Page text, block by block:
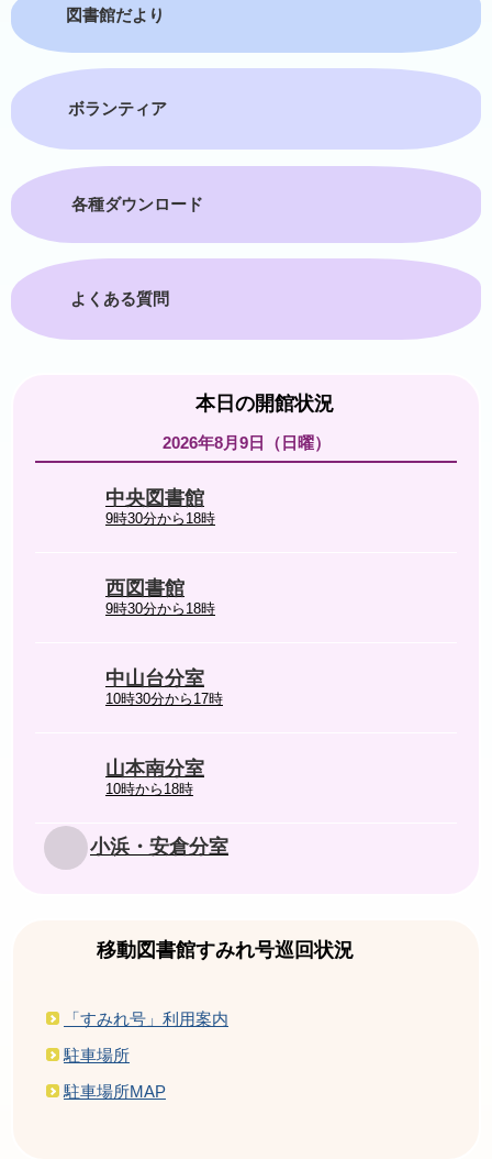
図書館だより
ボランティア
各種ダウンロード
よくある質問
本日の開館状況
2026年8月9日（日曜）
中央図書館
9時30分から18時
西図書館
9時30分から18時
中山台分室
10時30分から17時
山本南分室
10時から18時
小浜・安倉分室
移動図書館すみれ号巡回状況
「すみれ号」利用案内
駐車場所
駐車場所MAP